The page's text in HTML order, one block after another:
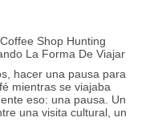
Shop Hunting
La Forma De Viajar
hacer una pausa para
mientras se viajaba
eso: una pausa. Un
una visita cultural, un